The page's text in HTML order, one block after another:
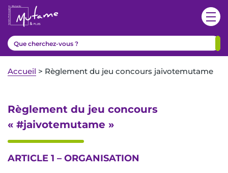
Accueil > Règlement du jeu concours jaivotemutame
Règlement du jeu concours
« #jaivotemutame »
ARTICLE 1 – ORGANISATION